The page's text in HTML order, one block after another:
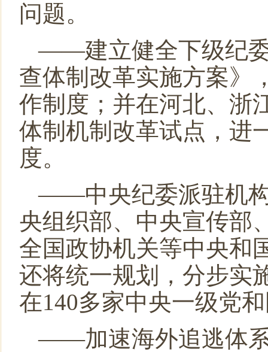
问题。
——建立健全下级纪委
查体制改革实施方案》
作制度；并在河北、浙
体制机制改革试点，进
度。
——中央纪委派驻机构
央组织部、中央宣传部
全国政协机关等中央和
还将统一规划，分步实
在140多家中央一级党
——加速海外追逃体